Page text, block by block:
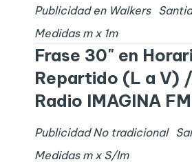
Publicidad en Walkers
Medidas m x 1m
Frase 30" en
Repartido (L a V)
Radio IMAGINA
Publicidad No tradicional
Medidas m x S/Im